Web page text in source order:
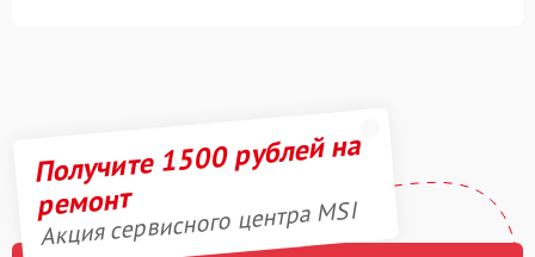
Получите 1500 рублей на
ремонт
Акция сервисного центра MSI